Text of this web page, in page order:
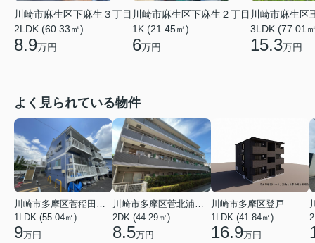
川崎市麻生区下麻生３丁目
2LDK (60.33㎡)
8.9万円
川崎市麻生区下麻生２丁目
1K (21.45㎡)
6万円
川崎市麻生区
3LDK (77.01
15.3万円
よく見られている物件
川崎市多摩区菅稲田堤２丁目
1LDK (55.04㎡)
9万円
川崎市多摩区菅北浦２丁目
2DK (44.29㎡)
8.5万円
川崎市多摩区登戸
1LDK (41.84㎡)
16.9万円